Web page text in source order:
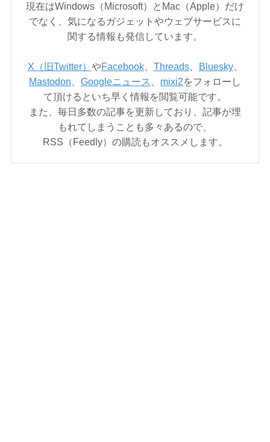
現在はWindows（Microsoft）とMac（Apple）だけ
でなく、気になるガジェットやウェブサービスに
関する情報も発信しています。
X（旧Twitter） やFacebook、 Threads、 Bluesky、
Mastodon
Googleニュース mixi2をフォローし
て頂けるといち早く情報を閲覧可能です。
また、毎日多数の記事を更新しており、記事が埋
もれてしまうことも多々あるので、
RSS（Feedly）の購読もオススメします。